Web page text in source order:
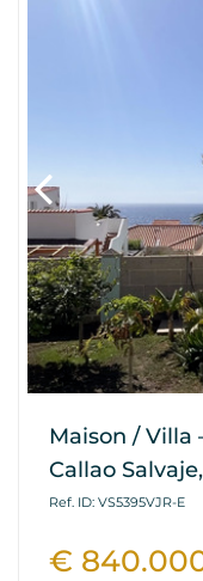
Maison / Villa
Callao
Ref. ID: VS5395VJR-E
€